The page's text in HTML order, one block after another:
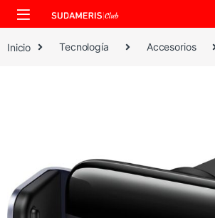
Skip to navigation
Skip to content
Inicio Tecnología Accesorios